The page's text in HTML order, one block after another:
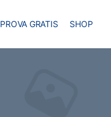
PROVA GRATIS SHOP